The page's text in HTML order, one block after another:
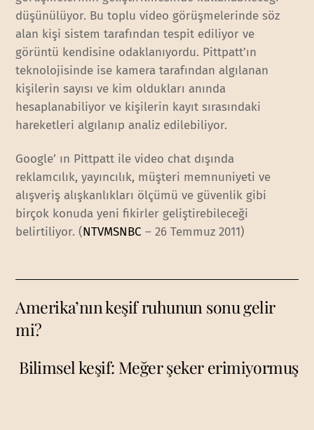
düşünülüyor. Bu toplu video görüşmelerinde söz
alan kişi sistem tarafından tespit ediliyor ve
görüntü kendisine odaklanıyordu. Pittpatt’ın
teknolojisinde ise kamera tarafından algılanan
kişilerin sayısı ve kim oldukları anında
hesaplanabiliyor ve kişilerin kayıt sırasındaki
hareketleri algılanıp analiz edilebiliyor.
Google’ ın Pittpatt ile video chat dışında
reklamcılık, yayıncılık, müşteri memnuniyeti ve
alışveriş alışkanlıkları ölçümü ve güvenlik gibi
birçok konuda yeni fikirler geliştirebileceği
belirtiliyor. (NTVMSNBC – 26 Temmuz 2011)
Amerika’nın keşif ruhunun sonu gelir
mi?
Bilimsel keşif: Meğer şeker erimiyormuş